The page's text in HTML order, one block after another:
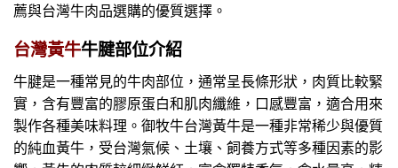
薦與台灣牛肉品選購的優質選擇。
台灣黃牛牛腱部位介紹
牛腱是一種常見的牛肉部位，通常呈長條形狀，肉質比較緊
實，含有豐富的膠原蛋白和肌肉纖維，口感豐富，適合用來
製作各種美味料理。御牧牛台灣黃牛是一種非常稀少與優質
的純血黃牛，受台灣氣候、土壤、飼養方式等多種因素的影